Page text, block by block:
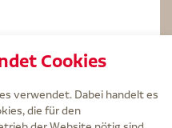
Cookies
verwendet. Dabei handelt es
die für den